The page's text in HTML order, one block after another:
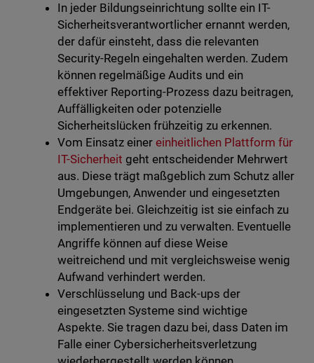
In jeder Bildungseinrichtung sollte ein IT-
Sicherheitsverantwortlicher ernannt werden,
der dafür einsteht, dass die relevanten
Security-Regeln eingehalten werden. Zudem
können regelmäßige Audits und ein
effektiver Reporting-Prozess dazu beitragen,
Auffälligkeiten oder potenzielle
Sicherheitslücken frühzeitig zu erkennen.
Vom Einsatz einer einheitlichen Plattform für
IT-Sicherheit geht entscheidender Mehrwert
aus. Diese trägt maßgeblich zum Schutz aller
Umgebungen, Anwender und eingesetzten
Endgeräte bei. Gleichzeitig ist sie einfach zu
implementieren und zu verwalten. Eventuelle
Angriffe können auf diese Weise
weitreichend und mit vergleichsweise wenig
Aufwand verhindert werden.
Verschlüsselung und Back-ups der
eingesetzten Systeme sind wichtige
Aspekte. Sie tragen dazu bei, dass Daten im
Falle einer Cybersicherheitsverletzung